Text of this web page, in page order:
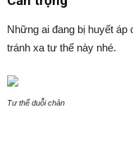
Những ai đang bị huyết áp
tránh xa tư thế này nhé.
Tư thế duỗi chân